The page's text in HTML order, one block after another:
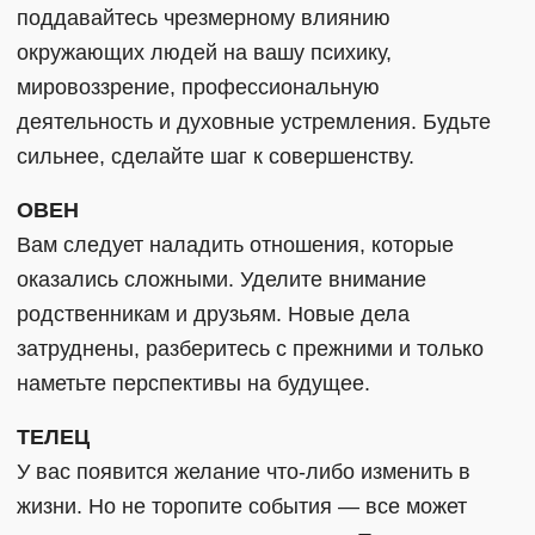
поддавайтесь чрезмерному влиянию
окружающих людей на вашу психику,
мировоззрение, профессиональную
деятельность и духовные устремления. Будьте
сильнее, сделайте шаг к совершенству.
ОВЕН
Вам следует наладить отношения, которые
оказались сложными. Уделите внимание
родственникам и друзьям. Новые дела
затруднены, разберитесь с прежними и только
наметьте перспективы на будущее.
ТЕЛЕЦ
У вас появится желание что-либо изменить в
жизни. Но не торопите события — все может